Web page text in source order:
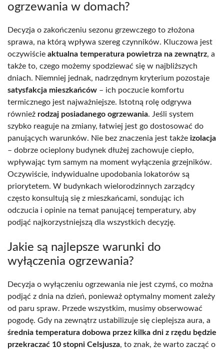
ogrzewania w domach?
Decyzja o zakończeniu sezonu grzewczego to złożona
sprawa, na którą wpływa szereg czynników. Kluczowa jest
oczywiście aktualna temperatura powietrza na zewnątrz, a
także to, czego możemy spodziewać się w najbliższych
dniach. Niemniej jednak, nadrzędnym kryterium pozostaje
satysfakcja mieszkańców – ich poczucie komfortu
termicznego jest najważniejsze. Istotną rolę odgrywa
również rodzaj posiadanego ogrzewania. Jeśli system
szybko reaguje na zmiany, łatwiej jest go dostosować do
panujących warunków. Nie bez znaczenia jest także izolacja
– dobrze ocieplony budynek dłużej zachowuje ciepło,
wpływając tym samym na moment wyłączenia grzejników.
Oczywiście, indywidualne upodobania lokatorów są
priorytetem. W budynkach wielorodzinnych zarządcy
często konsultują się z mieszkańcami, sondując ich
odczucia i opinie na temat panującej temperatury, aby
podjąć najkorzystniejszą dla wszystkich decyzję.
Jakie są najlepsze warunki do
wyłączenia ogrzewania?
Decyzja o wyłączeniu ogrzewania nie jest czymś, co można
podjąć z dnia na dzień, ponieważ optymalny moment zależy
od paru spraw. Przede wszystkim, musimy obserwować
pogodę. Gdy na zewnątrz ustabilizuje się cieplejsza aura, a
średnia temperatura dobowa przez kilka dni z rzędu będzie
przekraczać 10 stopni Celsjusza, to znak, że warto zacząć o